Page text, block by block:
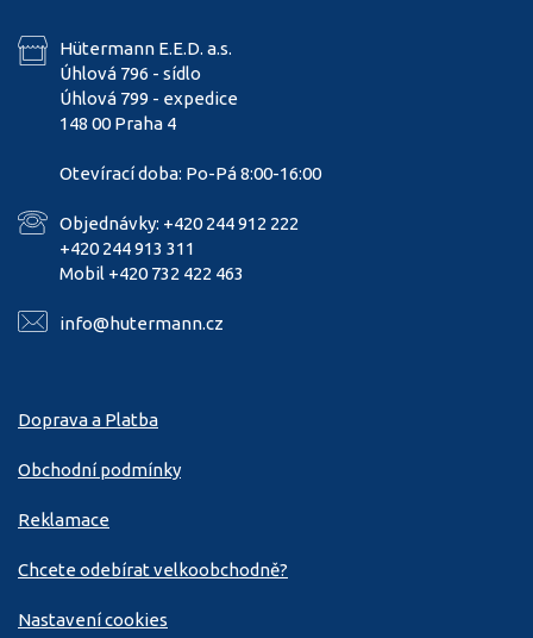
Hütermann E.E.D. a.s.
Úhlová 796 - sídlo
Úhlová 799 - expedice
148 00 Praha 4
Otevírací doba: Po-Pá 8:00-16:00
Objednávky: +420 244 912 222
+420 244 913 311
Mobil +420 732 422 463
info@hutermann.cz
Doprava a Platba
Obchodní podmínky
Reklamace
Chcete odebírat velkoobchodně?
Nastavení cookies